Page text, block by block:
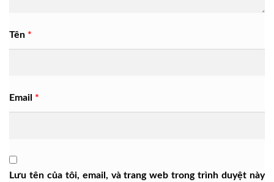
Tên *
Email *
Lưu tên của tôi, email, và trang web trong trình duyệt này